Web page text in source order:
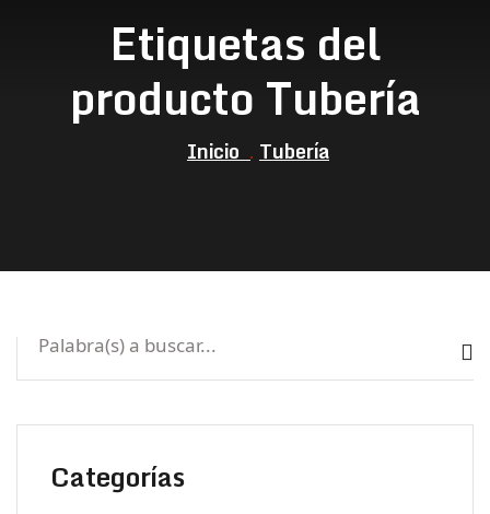
Etiquetas del
producto Tubería
Inicio Tubería
Categorías